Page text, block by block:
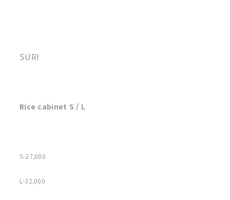
SURI
Rice cabinet S / L
S-27,000
L-32,000